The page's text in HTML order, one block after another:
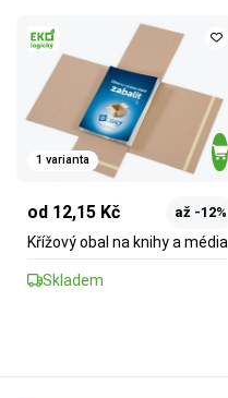
1 varianta
od 12,15 Kč až -12%
Křížový obal na knihy a média
Skladem